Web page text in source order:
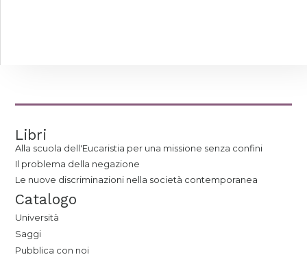
Libri
Alla scuola dell'Eucaristia per una missione senza confini
Il problema della negazione
Le nuove discriminazioni nella società contemporanea
Catalogo
Università
Saggi
Pubblica con noi